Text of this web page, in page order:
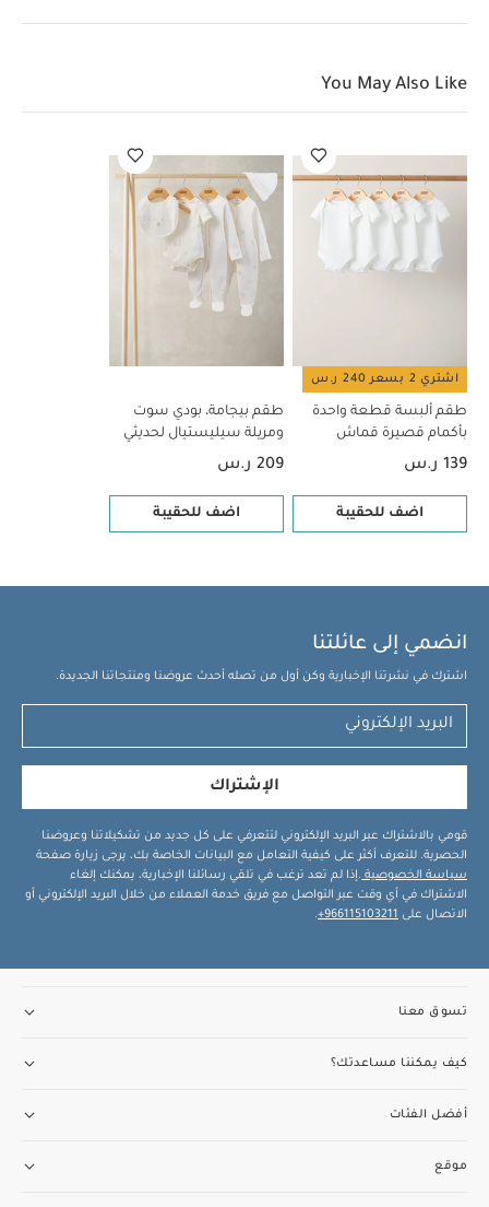
You May Also Like
اشتري 2 بسعر 240 ر.س
طقم ألبسة قطعة واحدة
بأكمام قصيرة قماش
عضوي بلون أبيض - 5 قطع
139 ر.س
اضف للحقيبة
طقم بيجامة، بودي سوت
ومريلة سيليستيال لحديثي
الولادة، 5 قطع
209 ر.س
اضف للحقيبة
انضمي إلى عائلتنا
اشترك في نشرتنا الإخبارية وكن أول من تصله أحدث عروضنا ومنتجاتنا الجديدة.
الإشتراك
قومي بالاشتراك عبر البريد الإلكتروني لتتعرفي على كل جديد من تشكيلاتنا وعروضنا
الحصرية. للتعرف أكثر على كيفية التعامل مع البيانات الخاصة بك، يرجى زيارة صفحة
سياسة الخصوصية .إذا لم تعد ترغب في تلقي رسائلنا الإخبارية، يمكنك إلغاء
الاشتراك في أي وقت عبر التواصل مع فريق خدمة العملاء من خلال البريد الإلكتروني أو
الاتصال على 966115103211+
.
تسوق معنا
كيف يمكننا مساعدتك؟
أفضل الفئات
موقع